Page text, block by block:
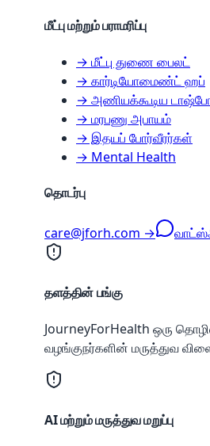
மீட்பு மற்றும் பராமரிப்பு
→ மீட்பு துணை பைலட்
→ கார்டியோமைண்ட் ஹப்
→ அணியக்கூடிய
→ மரபணு அபாயம்
→ இதயப் போர்வீரர்கள்
→ Mental Health
தொடர்பு
care@jforh.com →
தளத்தின் பங்கு
JourneyForHealth ஒரு
வழங்குநர்களின் மருத்துவ
AI மற்றும் மருத்துவ மறுப்பு